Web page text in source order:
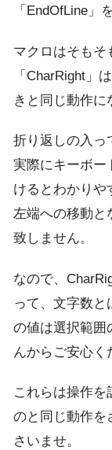
「EndOfLine」
マクロはそもそ
「CharRight」
きと同じ動作に
折り返しの入っ
実際にキーボ
けるとわかりや
左端への移動と
致しません。
なので、
って、文字数
の値は選択範囲
んからご安心く
これらは操作
のと同じ動作を
さいませ。